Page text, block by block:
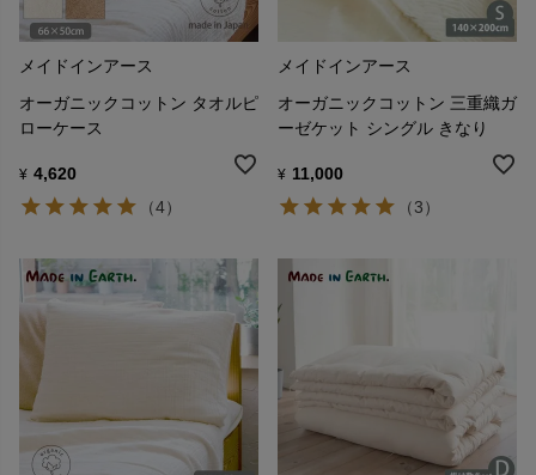
メイドインアース
オーガニックコットン タオルピ
ローケース
¥ 4,620
（4）
メイドインアース
オーガニックコットン 三重織ガ
ーゼケット シングル きなり
¥ 11,000
（3）